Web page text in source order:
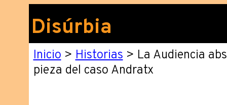
Disúrbia
Inicio>Historias> La Audiencia
pieza del caso Andratx